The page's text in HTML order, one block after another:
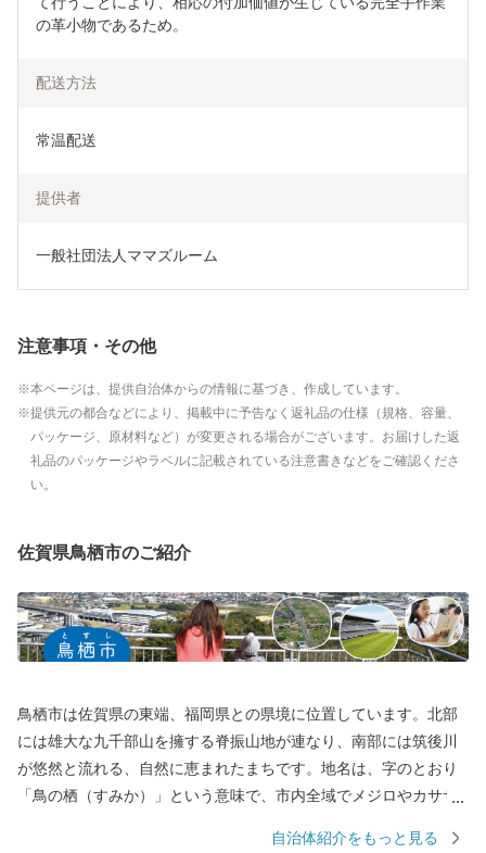
の革小物であるため。
配送方法
常温配送
提供者
一般社団法人ママズルーム
注意事項・その他
本ページは、提供自治体からの情報に基づき、作成しています。
提供元の都合などにより、掲載中に予告なく返礼品の仕様（規格、容量、
パッケージ、原材料など）が変更される場合がございます。お届けした返
礼品のパッケージやラベルに記載されている注意書きなどをご確認くださ
い。
佐賀県鳥栖市のご紹介
鳥栖市は佐賀県の東端、福岡県との県境に位置しています。北部
には雄大な九千部山を擁する脊振山地が連なり、南部には筑後川
が悠然と流れる、自然に恵まれたまちです。地名は、字のとおり
「鳥の栖（すみか）」という意味で、市内全域でメジロやカササ
自治体紹介をもっと見る